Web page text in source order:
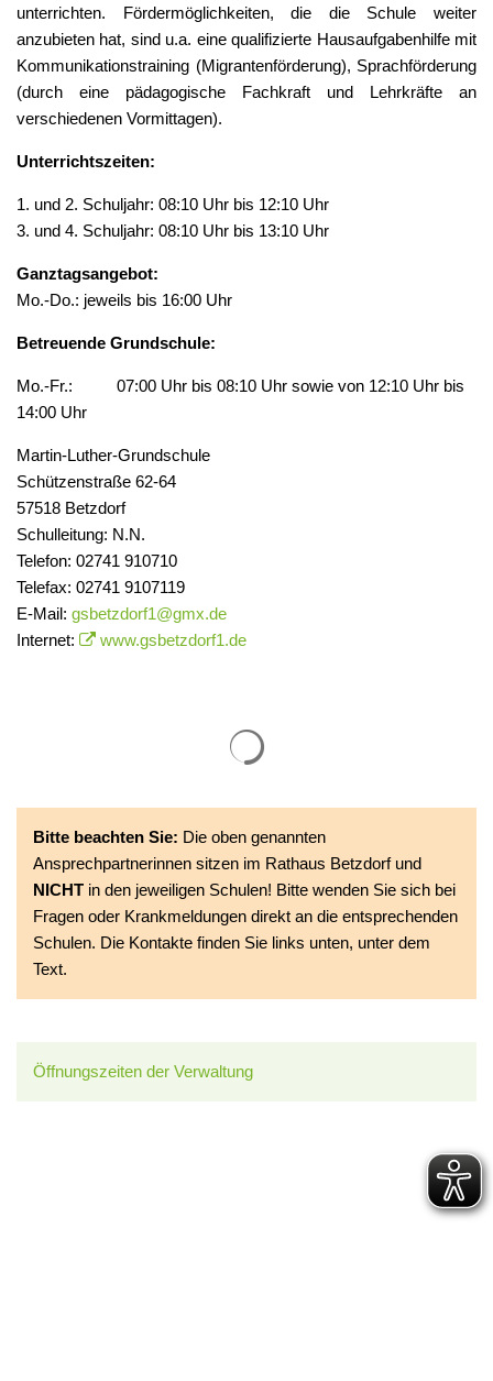
unterrichten. Fördermöglichkeiten, die die Schule weiter
anzubieten hat, sind u.a. eine qualifizierte Hausaufgabenhilfe mit
Kommunikationstraining (Migrantenförderung), Sprachförderung
(durch eine pädagogische Fachkraft und Lehrkräfte an
verschiedenen Vormittagen).
Unterrichtszeiten:
1. und 2. Schuljahr: 08:10 Uhr bis 12:10 Uhr
3. und 4. Schuljahr: 08:10 Uhr bis 13:10 Uhr
Ganztagsangebot:
Mo.-Do.: jeweils bis 16:00 Uhr
Betreuende Grundschule:
Mo.-Fr.: 07:00 Uhr bis 08:10 Uhr sowie von 12:10 Uhr bis
14:00 Uhr
Martin-Luther-Grundschule
Schützenstraße 62-64
57518 Betzdorf
Schulleitung: N.N.
Telefon: 02741 910710
Telefax: 02741 9107119
E-Mail: gsbetzdorf1@gmx.de
Internet:
www.gsbetzdorf1.de
Bitte beachten Sie: Die oben genannten
Ansprechpartnerinnen sitzen im Rathaus Betzdorf und
NICHT in den jeweiligen Schulen! Bitte wenden Sie sich bei
Fragen oder Krankmeldungen direkt an die entsprechenden
Schulen. Die Kontakte finden Sie links unten, unter dem
Text.
Öffnungszeiten der Verwaltung